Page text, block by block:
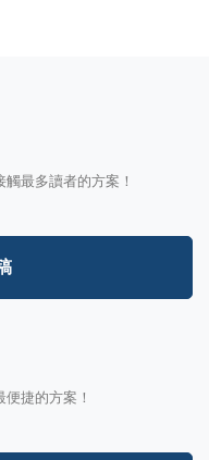
最多讀者的方案！
捷的方案！